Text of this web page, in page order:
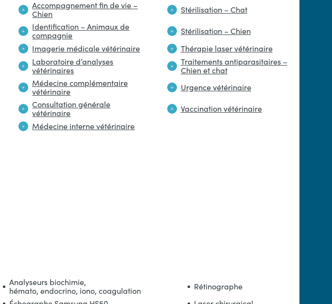
Accompagnement fin de vie –
Chien
Identification – Animaux de
compagnie
Imagerie médicale vétérinaire
Laboratoire d’analyses
vétérinaires
Médecine complémentaire
vétérinaire
Consultation générale
vétérinaire
Médecine interne vétérinaire
Stérilisation – Chat
Stérilisation – Chien
Thérapie laser vétérinaire
Traitements antiparasitaires –
Chien et chat
Urgence vétérinaire
Vaccination vétérinaire
Analyseurs biochimie,
hémato, endocrino, iono, coagulation
Rétinographe